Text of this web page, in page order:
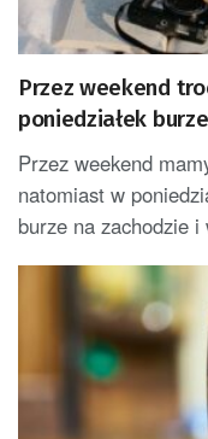
Przez weekend
poniedziałek
Przez weekend
natomiast w
burze na zachodzie